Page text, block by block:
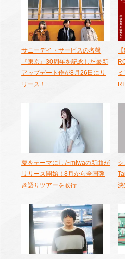
サニーデイ・サービスの名盤
『東京』30周年を記念した最新
アップデート作が8月26日にリ
リース！
夏をテーマにしたmiwaの新曲が
リリース開始！8月から全国弾
き語りツアーを敢行
決